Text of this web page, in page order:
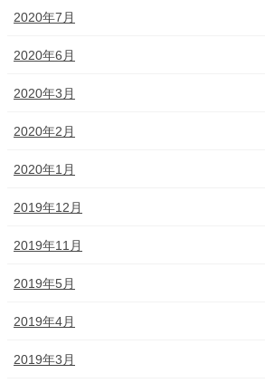
2020年7月
2020年6月
2020年3月
2020年2月
2020年1月
2019年12月
2019年11月
2019年5月
2019年4月
2019年3月